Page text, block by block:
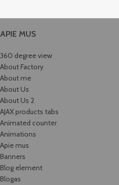
APIE MUS
360 degree view
About Factory
About me
About Us
About Us 2
AJAX products tabs
Animated counter
Animations
Apie mus
Banners
Blog element
Blogas